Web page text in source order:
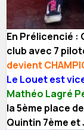
En Prélicencié
club avec 7
devient
Le Louet est
Mathéo Lagré
la 5ème place
Quintin 7ème et